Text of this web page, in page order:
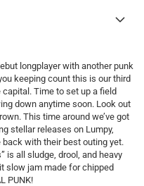
longplayer with another punk
keeping count this is our third
Time to set up a field
down anytime soon. Look out
This time around we’ve got
stellar releases on Lumpy,
back with their best outing yet.
is all sludge, drool, and heavy
slow jam made for chipped
PUNK!